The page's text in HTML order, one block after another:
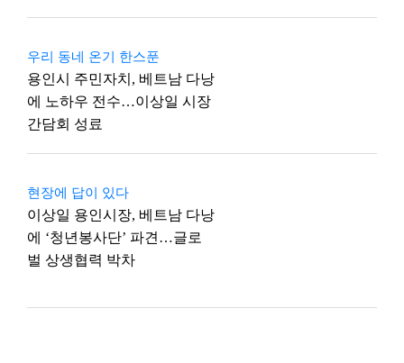
우리 동네 온기 한스푼
용인시 주민자치, 베트남 다낭
에 노하우 전수…이상일 시장
간담회 성료
현장에 답이 있다
이상일 용인시장, 베트남 다낭
에 ‘청년봉사단’ 파견…글로
벌 상생협력 박차